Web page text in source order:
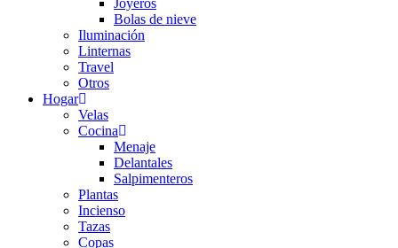
Bolas de nieve
Iluminación
Linternas
Travel
Otros
Hogar
Velas
Cocina
Menaje
Delantales
Salpimenteros
Plantas
Incienso
Tazas
Copas